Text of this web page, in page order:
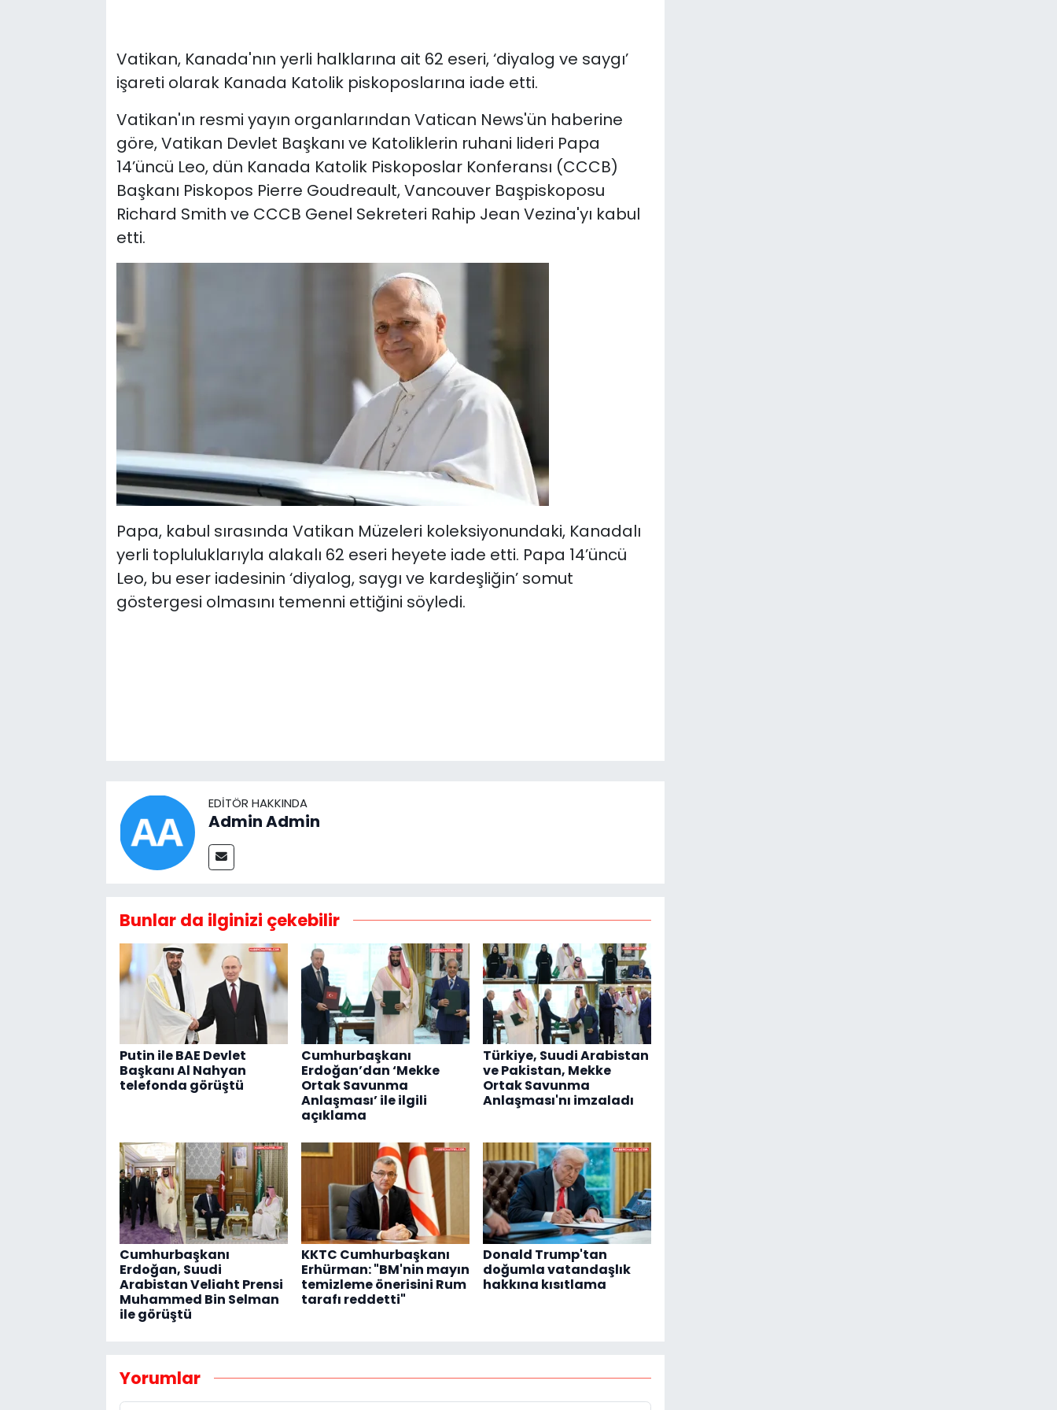
Vatikan, Kanada'nın yerli halklarına ait 62 eseri, ‘diyalog ve saygı’
işareti olarak Kanada Katolik piskoposlarına iade etti.
Vatikan'ın resmi yayın organlarından Vatican News'ün haberine
göre, Vatikan Devlet Başkanı ve Katoliklerin ruhani lideri Papa
14’üncü Leo, dün Kanada Katolik Piskoposlar Konferansı (CCCB)
Başkanı Piskopos Pierre Goudreault, Vancouver Başpiskoposu
Richard Smith ve CCCB Genel Sekreteri Rahip Jean Vezina'yı kabul
etti.
Papa, kabul sırasında Vatikan Müzeleri koleksiyonundaki, Kanadalı
yerli topluluklarıyla alakalı 62 eseri heyete iade etti. Papa 14’üncü
Leo, bu eser iadesinin ‘diyalog, saygı ve kardeşliğin’ somut
göstergesi olmasını temenni ettiğini söyledi.
EDITÖR HAKKINDA
Admin Admin
Bunlar da ilginizi çekebilir
Putin ile BAE Devlet
Başkanı Al Nahyan
telefonda görüştü
Cumhurbaşkanı
Erdoğan’dan ‘Mekke
Ortak Savunma
Anlaşması’ ile ilgili
açıklama
Türkiye, Suudi Arabistan
ve Pakistan, Mekke
Ortak Savunma
Anlaşması'nı imzaladı
Cumhurbaşkanı
Erdoğan, Suudi
Arabistan Veliaht Prensi
Muhammed Bin Selman
ile görüştü
KKTC Cumhurbaşkanı
Erhürman: "BM'nin mayın
temizleme önerisini Rum
tarafı reddetti"
Donald Trump'tan
doğumla vatandaşlık
hakkına kısıtlama
Yorumlar